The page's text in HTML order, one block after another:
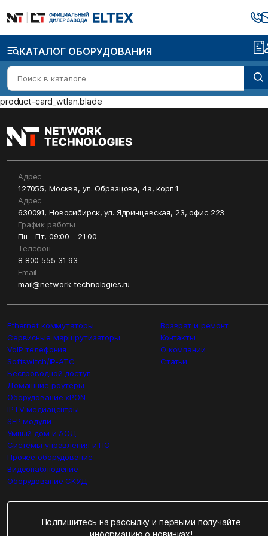
КАТАЛОГ ОБОРУДОВАНИЯ
product-card_wtlan.blade
Адрес
127055, Москва, ул. Образцова, 4а, корп.1
Адрес
630091, Новосибирск, ул. Ядринцевская, 23, офис 223
График работы
Пн - Пт, 09:00 - 21:00
Телефон
8 800 555 31 93
Email
mail@network-technologies.ru
Ethernet коммутаторы
Сервисные маршрутизаторы
VoIP телефония
Softswitch/IP-ATC
Беспроводной доступ
Домашние роутеры
Оборудование xPON
IPTV медиацентры
SFP модули
Умный дом и АСД
Системы управления и ПО
Прочее оборудование
Видеонаблюдение
Оборудование СКУД
Возврат и ремонт
Контакты
О компании
Статьи
Подпишитесь на рассылку и первыми получайте
информацию о новинках!